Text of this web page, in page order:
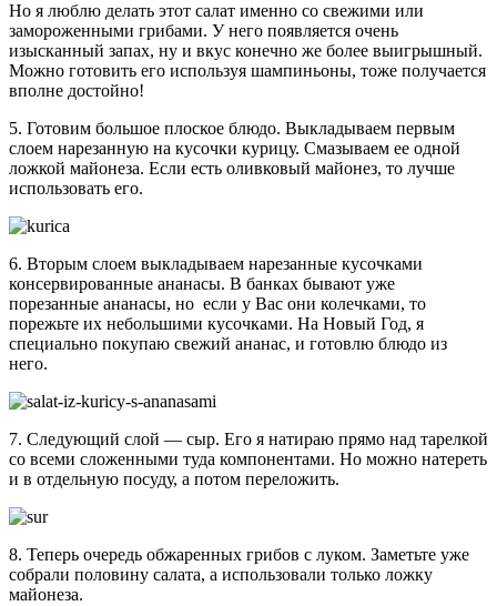
Но я люблю делать этот салат именно со свежими или
замороженными грибами. У него появляется очень
изысканный запах, ну и вкус конечно же более выигрышный.
Можно готовить его используя шампиньоны, тоже получается
вполне достойно!
5. Готовим большое плоское блюдо. Выкладываем первым
слоем нарезанную на кусочки курицу. Смазываем ее одной
ложкой майонеза. Если есть оливковый майонез, то лучше
использовать его.
6. Вторым слоем выкладываем нарезанные кусочками
консервированные ананасы. В банках бывают уже
порезанные ананасы, но если у Вас они колечками, то
порежьте их небольшими кусочками. На Новый Год, я
специально покупаю свежий ананас, и готовлю блюдо из
него.
7. Следующий слой — сыр. Его я натираю прямо над тарелкой
со всеми сложенными туда компонентами. Но можно натереть
и в отдельную посуду, а потом переложить.
8. Теперь очередь обжаренных грибов с луком. Заметьте уже
собрали половину салата, а использовали только ложку
майонеза.